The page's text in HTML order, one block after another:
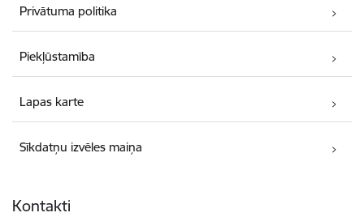
Privātuma politika
Piekļūstamība
Lapas karte
Sīkdatņu izvēles maiņa
Kontakti